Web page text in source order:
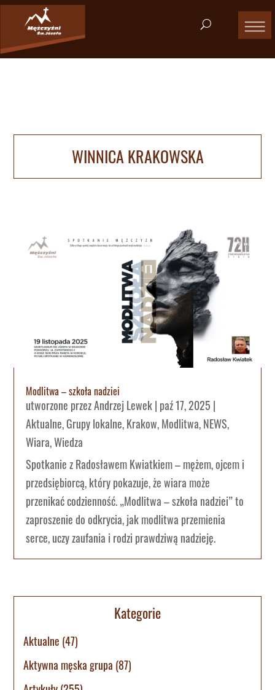
WINNICA KRAKOWSKA
Modlitwa – szkoła nadziei
utworzone przezAndrzej Lewek| paź 17, 2025 |
Aktualne,Grupy lokalne,Krakow,Modlitwa,NEWS,
Wiara,Wiedza
Spotkanie z Radosławem Kwiatkiem – mężem, ojcem i
przedsiębiorcą, który pokazuje, że wiara może
przenikać codzienność. „Modlitwa – szkoła nadziei” to
zaproszenie do odkrycia, jak modlitwa przemienia
serce, uczy zaufania i rodzi prawdziwą nadzieję.
Kategorie
Aktualne (47)
Aktywna męska grupa (87)